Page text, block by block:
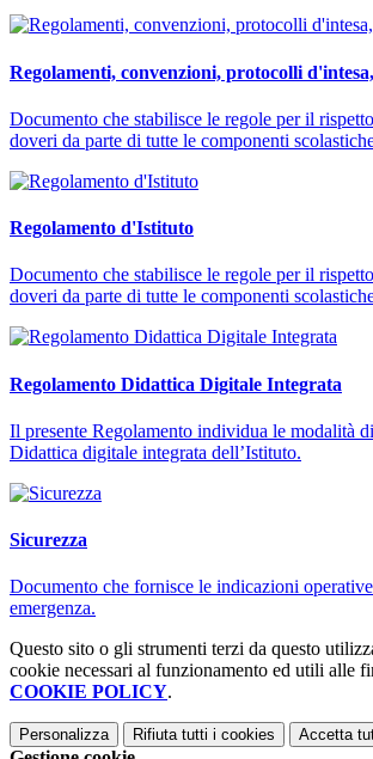
Regolamenti, convenzioni, protocolli
Documento che stabilisce le regole per il
doveri da parte di tutte le componenti
Regolamento d'Istituto
Documento che stabilisce le regole per il
doveri da parte di tutte le componenti
Regolamento Didattica Digitale Integrata
Il presente Regolamento individua le modalità
Didattica digitale integrata dell’Istituto.
Sicurezza
Documento che fornisce le indicazioni
emergenza.
Questo sito o gli strumenti terzi da questo
cookie necessari al funzionamento ed utili alle
COOKIE POLICY.
Personalizza Rifiuta tutti i cookies Accetta